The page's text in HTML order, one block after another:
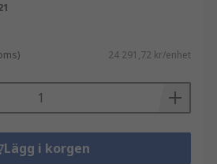
24 291,72 kr/enhet
Lägg i korgen